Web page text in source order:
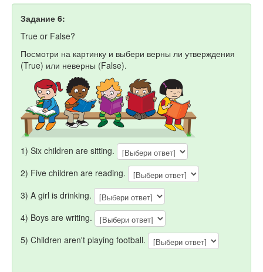
Задание 6:
True or False?
Посмотри на картинку и выбери верны ли утверждения
(True) или неверны (False).
1) Six children are sitting.
2) Five children are reading.
3) A girl is drinking.
4) Boys are writing.
5) Children aren't playing football.